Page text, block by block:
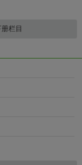
栏目